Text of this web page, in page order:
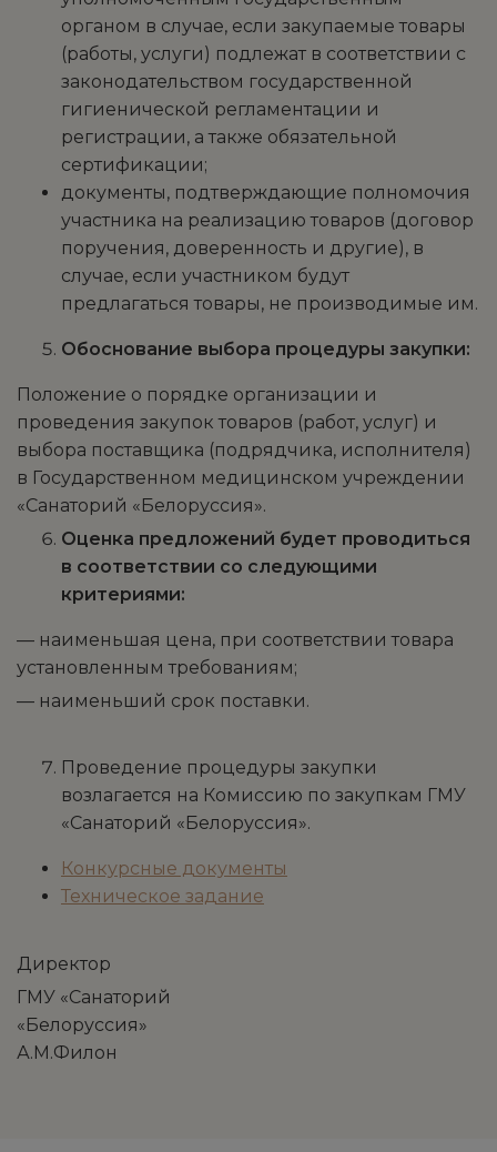
органом в случае, если закупаемые товары
(работы, услуги) подлежат в соответствии с
законодательством государственной
гигиенической регламентации и
регистрации, а также обязательной
сертификации;
документы, подтверждающие полномочия
участника на реализацию товаров (договор
поручения, доверенность и другие), в
случае, если участником будут
предлагаться товары, не производимые им.
Обоснование выбора процедуры закупки:
Положение о порядке организации и
проведения закупок товаров (работ, услуг) и
выбора поставщика (подрядчика, исполнителя)
в Государственном медицинском учреждении
«Санаторий «Белоруссия».
Оценка предложений будет проводиться
в соответствии со следующими
критериями:
— наименьшая цена, при соответствии товара
установленным требованиям;
— наименьший срок поставки.
Проведение процедуры закупки
возлагается на Комиссию по закупкам ГМУ
«Санаторий «Белоруссия».
Конкурсные документы
Техническое задание
Директор
ГМУ «Санаторий
«Белоруссия»
А.М.Филон